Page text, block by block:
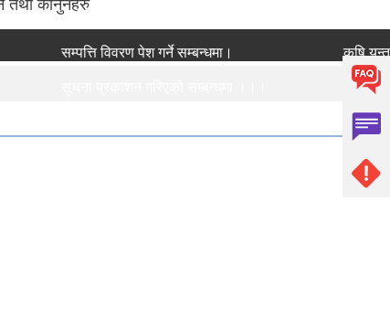
तथा कानुनहरु
सम्पत्ति विवरण पेश गर्ने सम्बन्धमा। कृषि यन्त्र
नि:शुल्क
राजश्व